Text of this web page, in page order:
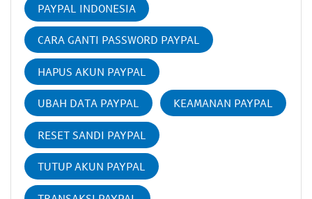
PAYPAL INDONESIA
CARA GANTI PASSWORD PAYPAL
HAPUS AKUN PAYPAL
UBAH DATA PAYPAL KEAMANAN PAYPAL
RESET SANDI PAYPAL
TUTUP AKUN PAYPAL